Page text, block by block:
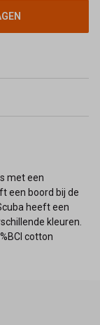
met een
een boord bij de
heeft een
kleuren.
cotton